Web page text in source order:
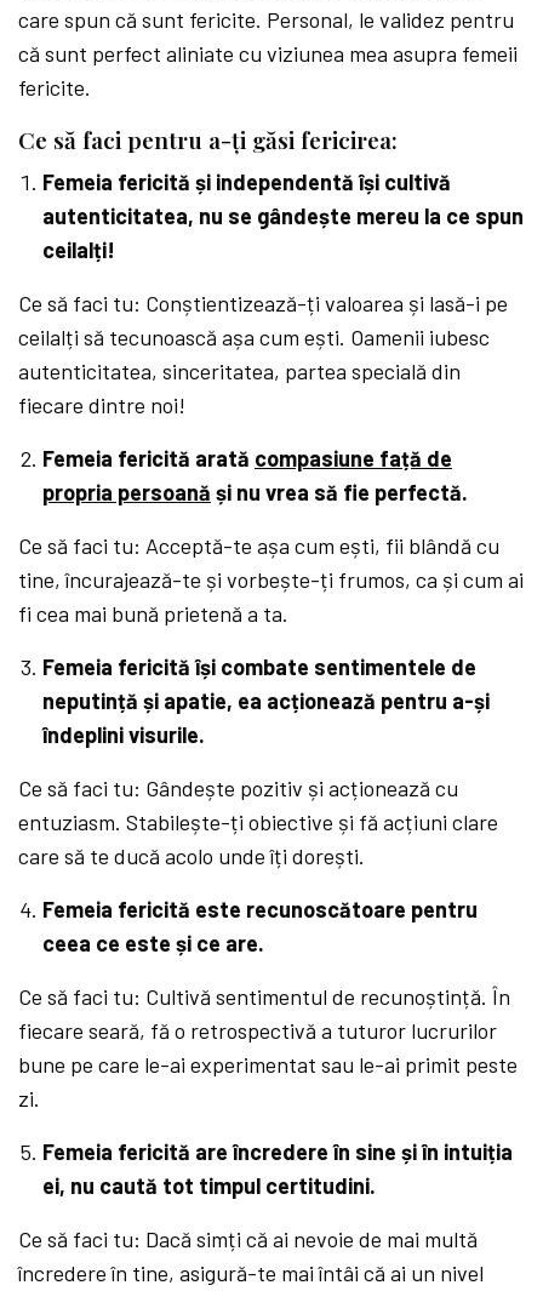
care spun că sunt fericite. Personal, le validez pentru
că sunt perfect aliniate cu viziunea mea asupra femeii
fericite.
Ce să faci pentru a-ți găsi fericirea:
Femeia fericită și independentă își cultivă
autenticitatea, nu se gândește mereu la ce spun
ceilalți!
Ce să faci tu: Conștientizează-ți valoarea și lasă-i pe
ceilalți să tecunoască așa cum ești. Oamenii iubesc
autenticitatea, sinceritatea, partea specială din
fiecare dintre noi!
Femeia fericită arată compasiune față de
propria persoană și nu vrea să fie perfectă.
Ce să faci tu: Acceptă-te așa cum ești, fii blândă cu
tine, încurajează-te și vorbește-ți frumos, ca și cum ai
fi cea mai bună prietenă a ta.
Femeia fericită își combate sentimentele de
neputință și apatie, ea acționează pentru a-și
îndeplini visurile.
Ce să faci tu: Gândește pozitiv și acționează cu
entuziasm. Stabilește-ți obiective și fă acțiuni clare
care să te ducă acolo unde îți dorești.
Femeia fericită este recunoscătoare pentru
ceea ce este și ce are.
Ce să faci tu: Cultivă sentimentul de recunoștință. În
fiecare seară, fă o retrospectivă a tuturor lucrurilor
bune pe care le-ai experimentat sau le-ai primit peste
zi.
Femeia fericită are încredere în sine și în intuiția
ei, nu caută tot timpul certitudini.
Ce să faci tu: Dacă simți că ai nevoie de mai multă
încredere în tine, asigură-te mai întâi că ai un nivel